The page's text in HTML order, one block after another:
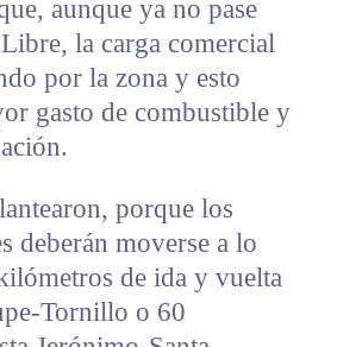
aunque ya no pase
la carga comercial
por la zona y esto
gasto de combustible y
porque los
deberán moverse a lo
de ida y vuelta
Tornillo o 60